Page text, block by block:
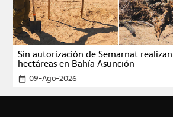
Sin autorización de Semarnat
hectáreas en Bahía Asunción
date_range 09-Ago-2026